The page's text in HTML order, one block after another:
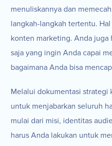
menuliskannya dan
langkah-langkah tertentu.
konten marketing. Anda juga
saja yang ingin Anda capai
bagaimana Anda bisa
Melalui dokumentasi strategi
untuk menjabarkan seluruh
mulai dari misi, identitas
harus Anda lakukan untuk